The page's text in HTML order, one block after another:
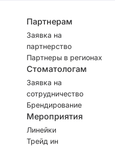
Партнерам
Заявка на
партнерство
Партнеры в регионах
Стоматологам
Заявка на
сотрудничество
Брендирование
Мероприятия
Линейки
Трейд ин